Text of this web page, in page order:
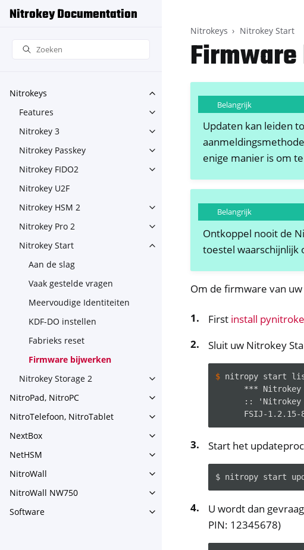
Nitrokey Documentation
Nitrokeys
Toggle navigation of Nitrokeys
Features
Toggle navigation of Features
Nitrokey 3
Toggle navigation of Nitrokey 3
Nitrokey Passkey
Toggle navigation of Nitrokey Passkey
Nitrokey FIDO2
Toggle navigation of Nitrokey FIDO2
Nitrokey U2F
Nitrokey HSM 2
Toggle navigation of Nitrokey HSM 2
Nitrokey Pro 2
Toggle navigation of Nitrokey Pro 2
Nitrokey Start
Toggle navigation of Nitrokey Start
Aan de slag
Vaak gestelde vragen
Meervoudige Identiteiten
KDF-DO instellen
Fabrieks reset
Firmware bijwerken
Nitrokey Storage 2
Toggle navigation of Nitrokey Storage
NitroPad, NitroPC
Toggle navigation of NitroPad, NitroPC
NitroTelefoon, NitroTablet
Toggle navigation of NitroTelefoon,
NextBox
Toggle navigation of NextBox
NetHSM
Toggle navigation of NetHSM
NitroWall
Toggle navigation of NitroWall
NitroWall NW750
Toggle navigation of NitroWall NW750
Software
Toggle navigation of Software
Nitrokeys Nitrokey Start
Belangrijk
Updaten kan leiden
enige manier is om
Belangrijk
Ontkoppel nooit de
toestel waarschijnlijk
Om de firmware van
First install
Sluit uw Nitrokey
$ nitropy start
***
:: 'Nitrokey
FSIJ-
Start het
$ nitropy start
U wordt dan
PIN: 12345678)